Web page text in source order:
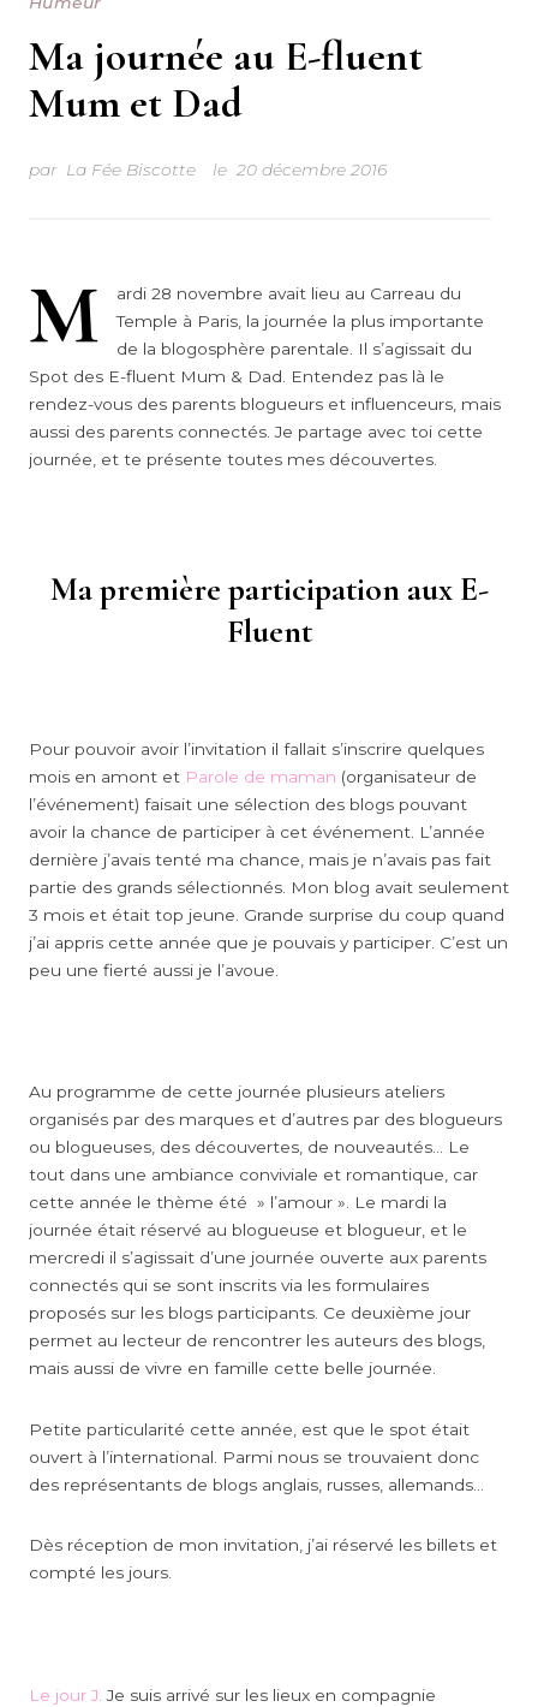
Ma journée au E-fluent
Mum et Dad
par La Fée Biscotte le 20 décembre 2016
M
ardi 28 novembre avait lieu au Carreau du
Temple à Paris, la journée la plus importante
de la blogosphère parentale. Il s’agissait du
Spot des E-fluent Mum & Dad. Entendez pas là le
rendez-vous des parents blogueurs et influenceurs, mais
aussi des parents connectés. Je partage avec toi cette
journée, et te présente toutes mes découvertes.
Ma première participation aux E-
Fluent
Pour pouvoir avoir l’invitation il fallait s’inscrire quelques
mois en amont et Parole de maman (organisateur de
l’événement) faisait une sélection des blogs pouvant
avoir la chance de participer à cet événement. L’année
dernière j’avais tenté ma chance, mais je n’avais pas fait
partie des grands sélectionnés. Mon blog avait seulement
3 mois et était top jeune. Grande surprise du coup quand
j’ai appris cette année que je pouvais y participer. C’est un
peu une fierté aussi je l’avoue.
Au programme de cette journée plusieurs ateliers
organisés par des marques et d’autres par des blogueurs
ou blogueuses, des découvertes, de nouveautés… Le
tout dans une ambiance conviviale et romantique, car
cette année le thème été » l’amour ». Le mardi la
journée était réservé au blogueuse et blogueur, et le
mercredi il s’agissait d’une journée ouverte aux parents
connectés qui se sont inscrits via les formulaires
proposés sur les blogs participants. Ce deuxième jour
permet au lecteur de rencontrer les auteurs des blogs,
mais aussi de vivre en famille cette belle journée.
Petite particularité cette année, est que le spot était
ouvert à l’international. Parmi nous se trouvaient donc
des représentants de blogs anglais, russes, allemands…
Dès réception de mon invitation, j’ai réservé les billets et
compté les jours.
Le jour J.Je suis arrivé sur les lieux en compagnie